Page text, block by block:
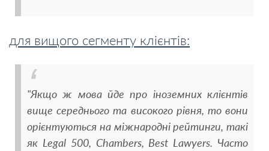
для вищого сегменту клієнтів:
"Якщо ж мова йде про іноземних клієнтів
вище середнього та високого рівня, то вони
орієнтуються на міжнародні рейтинги, такі
як Legal 500, Chambers, Best Lawyers. Часто